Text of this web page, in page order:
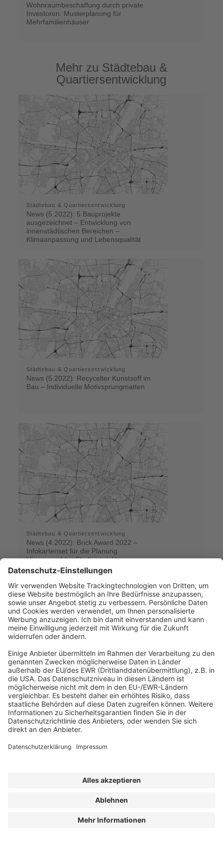
Wohnraumbeschaffung durch private
Investoren: Musterplanung für
Mehrfamilienhäuser
Mehr zu Städtebau &
Quartiersentwicklung
Städtebau & Quartiersentwicklung
News (5.2022): 5 Bauprojekte
ausgezeichnet – Entwicklung von
innenstädtischen Bereichen –
Klimaanpassung und Lebensqualität
Städtebau & Quartiersentwicklung
News (5.2022): Recycelter Kunstsoff im
Bau – Individuelle Motivsprungmatten
Städtebau & Quartiersentwicklung
News (4.2022): Brick Award 2022 –
Infokartenset für die Planung
klimagerechter Stadtentwicklung
PRINT UND ePAPER
Jetzt keine Ausgabe mehr verpassen
ABONNEMENT ANFORDERN